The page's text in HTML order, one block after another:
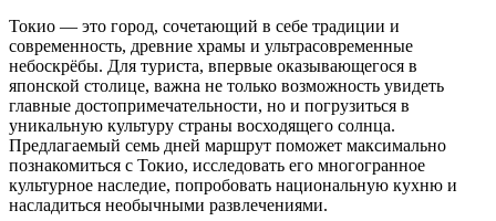
Токио — это город, сочетающий в себе традиции и
современность, древние храмы и ультрасовременные
небоскрёбы. Для туриста, впервые оказывающегося в
японской столице, важна не только возможность увидеть
главные достопримечательности, но и погрузиться в
уникальную культуру страны восходящего солнца.
Предлагаемый семь дней маршрут поможет максимально
познакомиться с Токио, исследовать его многогранное
культурное наследие, попробовать национальную кухню и
насладиться необычными развлечениями.